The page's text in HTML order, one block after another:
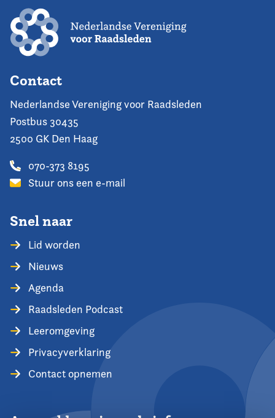
Contact
Nederlandse Vereniging voor Raadsleden
Postbus 30435
2500 GK Den Haag
070-373 8195
Stuur ons een e-mail
Snel naar
Lid worden
Nieuws
Agenda
Raadsleden Podcast
Leeromgeving
Privacyverklaring
Contact opnemen